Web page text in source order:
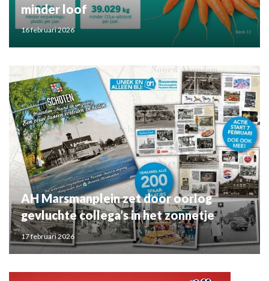
minder loof
16 februari 2026
AH Marsmanplein zet door oorlog
gevluchte collega’s in het zonnetje
17 februari 2026